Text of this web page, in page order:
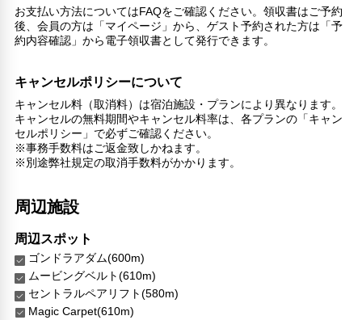
カヌー
ハイキングコース
スキー用品レンタル
リラックス
マッサージ
喫煙所
子供向け施設・サービス
託児施設
館内施設・便利なサービス
荷物預かりサービス
ヘアサロン
コンシェルジュ
エレベーター
ランドリーサービス
お支払い方法についてはFAQをご確認ください。領収書はご予約
後、会員の方は「マイページ」から、ゲスト予約された方は「予
約内容確認」から電子領収書として発行できます。
キャンセルポリシーについて
キャンセル料（取消料）は宿泊施設・プランにより異なります。
キャンセルの無料期間やキャンセル料率は、各プランの「キャン
セルポリシー」で必ずご確認ください。
※事務手数料はご返金致しかねます。
※別途弊社規定の取消手数料がかかります。
周辺施設
周辺スポット
ゴンドラアダム(600m)
ムービングベルト(610m)
セントラルペアリフト(580m)
Magic Carpet(610m)